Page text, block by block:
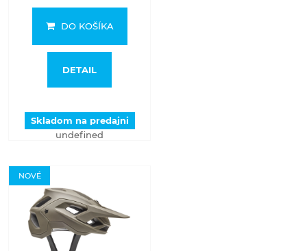
DO KOŠÍKA
DETAIL
Skladom na predajni
undefined
NOVÉ